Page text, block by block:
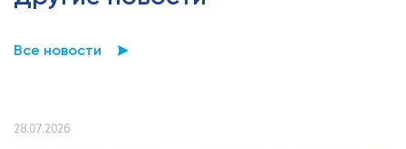
Все новости
28.07.2026